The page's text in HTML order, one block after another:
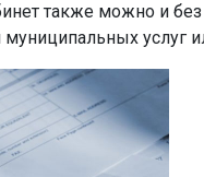
также можно и
муниципальных услуг